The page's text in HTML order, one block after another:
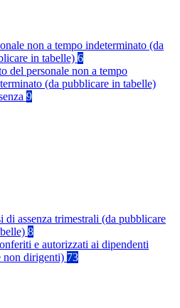
non a tempo indeterminato (da
in tabelle) 6
del personale non a tempo
(da pubblicare in tabelle)
9
di assenza trimestrali (da pubblicare
8
e autorizzati ai dipendenti
non dirigenti) 73